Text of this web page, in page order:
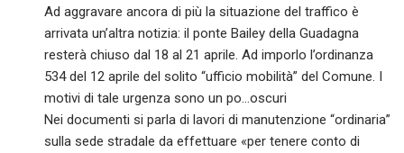
Ad aggravare ancora di più la situazione del traffico è
arrivata un’altra notizia: il ponte Bailey della Guadagna
resterà chiuso dal 18 al 21 aprile. Ad imporlo l’ordinanza
534 del 12 aprile del solito “ufficio mobilità” del Comune. I
motivi di tale urgenza sono un po…oscuri
Nei documenti si parla di lavori di manutenzione “ordinaria”
sulla sede stradale da effettuare «per tenere conto di